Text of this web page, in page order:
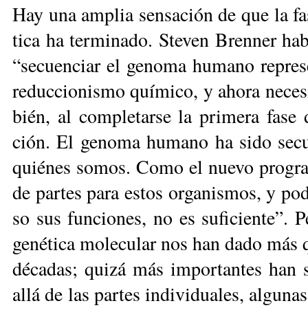
Hay una am­plia sen­sa­ción de que la
ti­ca ha ter­mi­na­do. Ste­ven Bren­ner
“se­cuen­ciar el ge­no­ma hu­ma­no
re­duc­cio­nis­mo quí­mi­co, y aho­ra
bién, al com­ple­tar­se la pri­me­ra
ción. El ge­no­ma hu­ma­no ha si­do
quié­nes so­mos. Co­mo el nue­vo
de par­tes para es­tos or­ga­nis­mos, y
so sus fun­cio­nes, no es su­fi­cien­te”.
ge­né­ti­ca mo­le­cu­lar nos han dado
dé­ca­das; qui­zá más im­por­tan­tes
allá de las par­tes in­di­vi­dua­les,